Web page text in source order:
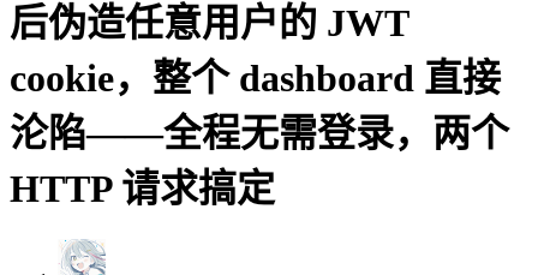
后伪造任意用户的 JWT
cookie，整个 dashboard 直接
沦陷——全程无需登录，两个
HTTP 请求搞定